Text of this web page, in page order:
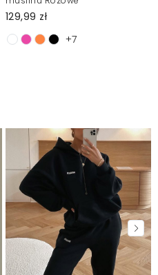
129,99 zł
+7